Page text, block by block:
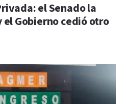
el Senado la
el Gobierno cedió otro